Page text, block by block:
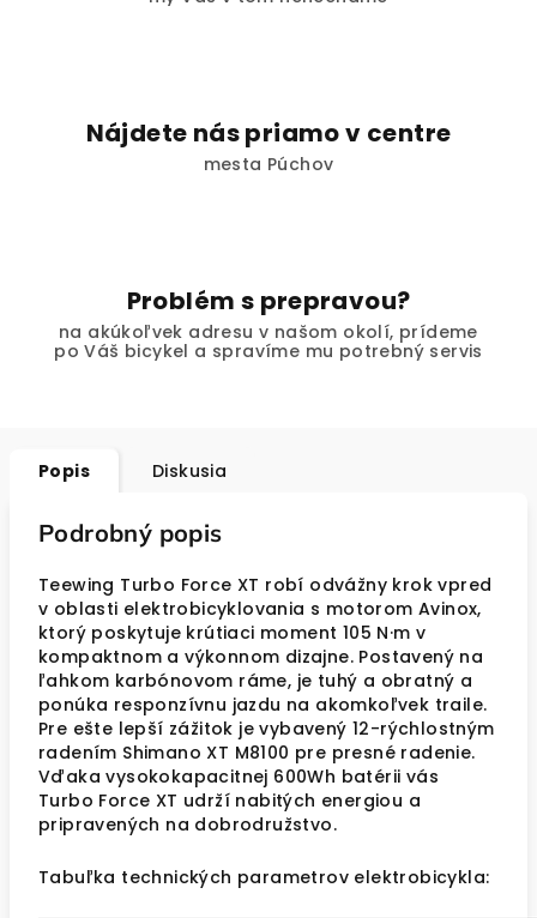
Nájdete nás priamo v centre
mesta Púchov
Problém s prepravou?
na akúkoľvek adresu v našom okolí, prídeme
po Váš bicykel a spravíme mu potrebný servis
Popis Diskusia
Podrobný popis
Teewing Turbo Force XT robí odvážny krok vpred
v oblasti elektrobicyklovania s motorom Avinox,
ktorý poskytuje krútiaci moment 105 N·m v
kompaktnom a výkonnom dizajne. Postavený na
ľahkom karbónovom ráme, je tuhý a obratný a
ponúka responzívnu jazdu na akomkoľvek traile.
Pre ešte lepší zážitok je vybavený 12-rýchlostným
radením Shimano XT M8100 pre presné radenie.
Vďaka vysokokapacitnej 600Wh batérii vás
Turbo Force XT udrží nabitých energiou a
pripravených na dobrodružstvo.
Tabuľka technických parametrov elektrobicykla: